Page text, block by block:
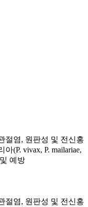
절염, 원판성 및 전신홍
(P. vivax, P. mailariae,
예방
절염, 원판성 및 전신홍